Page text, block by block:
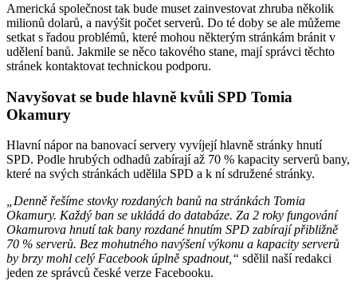
Americká společnost tak bude muset zainvestovat zhruba několik
milionů dolarů, a navýšit počet serverů. Do té doby se ale můžeme
setkat s řadou problémů, které mohou některým stránkám bránit v
udělení banů. Jakmile se něco takového stane, mají správci těchto
stránek kontaktovat technickou podporu.
Navyšovat se bude hlavně kvůli SPD Tomia
Okamury
Hlavní nápor na banovací servery vyvíjejí hlavně stránky hnutí
SPD. Podle hrubých odhadů zabírají až 70 % kapacity serverů bany,
které na svých stránkách udělila SPD a k ní sdružené stránky.
„Denně řešíme stovky rozdaných banů na stránkách Tomia
Okamury. Každý ban se ukládá do databáze. Za 2 roky fungování
Okamurova hnutí tak bany rozdané hnutím SPD zabírají přibližně
70 % serverů. Bez mohutného navýšení výkonu a kapacity serverů
by brzy mohl celý Facebook úplně spadnout,“ sdělil naší redakci
jeden ze správců české verze Facebooku.